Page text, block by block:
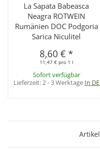
La Sapata Babeasca
Neagra ROTWEIN
Rumänien DOC Podgoria
Sarica Niculitel
8,60 € *
11,47 € pro 1 l
Sofort verfügbar
Lieferzeit:2 - 3 Werktage In DE
Artikel